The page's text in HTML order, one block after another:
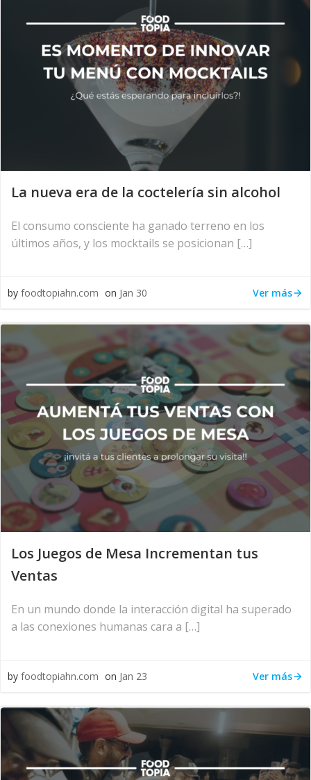
La nueva era de la coctelería sin alcohol
El consumo consciente ha ganado terreno en los
últimos años, y los mocktails se posicionan […]
by foodtopiahn.com on Jan 30 Ver más
Los Juegos de Mesa Incrementan tus
Ventas
En un mundo donde la interacción digital ha superado
a las conexiones humanas cara a […]
by foodtopiahn.com on Jan 23 Ver más